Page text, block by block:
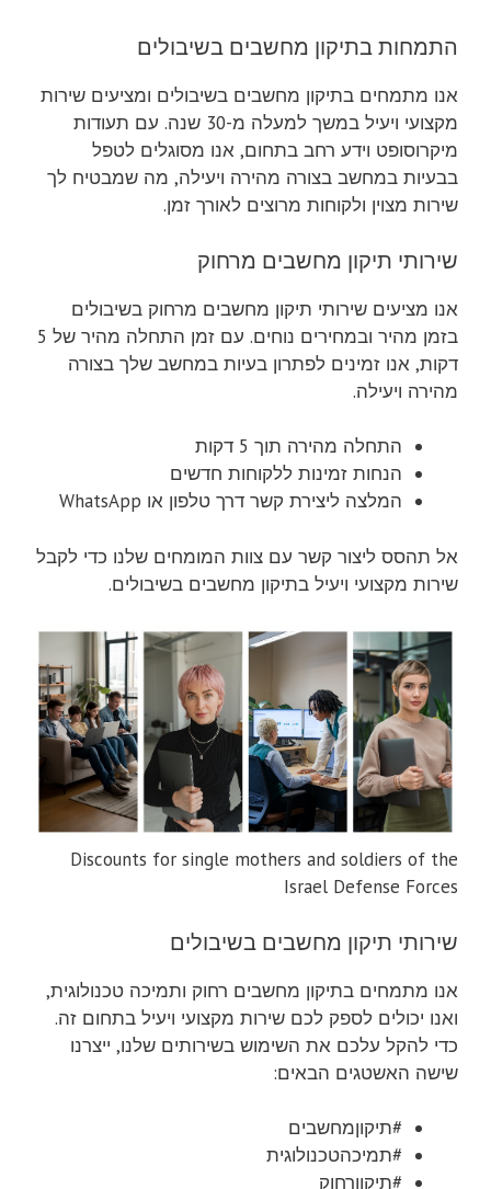
התמחות בתיקון מחשבים בשיבולים
אנו מתמחים בתיקון מחשבים בשיבולים ומציעים שירות
מקצועי ויעיל במשך למעלה מ-30 שנה. עם תעודות
מיקרוסופט וידע רחב בתחום, אנו מסוגלים לטפל
בבעיות במחשב בצורה מהירה ויעילה, מה שמבטיח לך
שירות מצוין ולקוחות מרוצים לאורך זמן.
שירותי תיקון מחשבים מרחוק
אנו מציעים שירותי תיקון מחשבים מרחוק בשיבולים
בזמן מהיר ובמחירים נוחים. עם זמן התחלה מהיר של 5
דקות, אנו זמינים לפתרון בעיות במחשב שלך בצורה
מהירה ויעילה.
התחלה מהירה תוך 5 דקות
הנחות זמינות ללקוחות חדשים
המלצה ליצירת קשר דרך טלפון או WhatsApp
אל תהסס ליצור קשר עם צוות המומחים שלנו כדי לקבל
שירות מקצועי ויעיל בתיקון מחשבים בשיבולים.
Discounts for single mothers and soldiers of the
Israel Defense Forces
שירותי תיקון מחשבים בשיבולים
אנו מתמחים בתיקון מחשבים רחוק ותמיכה טכנולוגית,
ואנו יכולים לספק לכם שירות מקצועי ויעיל בתחום זה.
כדי להקל עלכם את השימוש בשירותים שלנו, ייצרנו
שישה האשטגים הבאים:
#תיקוןמחשבים
#תמיכהטכנולוגית
#תיקוןרחוק